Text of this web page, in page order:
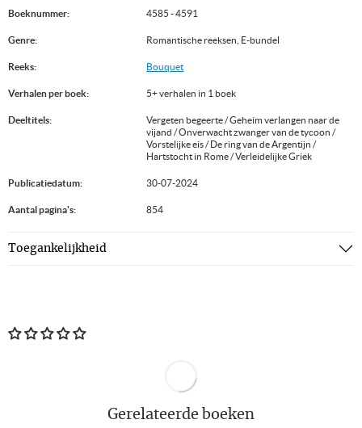
Boeknummer: 4585 - 4591
Genre: Romantische reeksen, E-bundel
Reeks: Bouquet
Verhalen per boek: 5+ verhalen in 1 boek
Deeltitels:
Vergeten begeerte / Geheim verlangen naar de
vijand / Onverwacht zwanger van de tycoon /
Vorstelijke eis / De ring van de Argentijn /
Hartstocht in Rome / Verleidelijke Griek
Publicatiedatum: 30-07-2024
Aantal pagina's: 854
Toegankelijkheid
Gerelateerde boeken